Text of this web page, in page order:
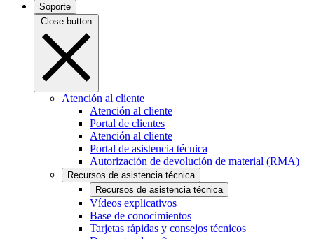
Soporte
Close button
Atención al cliente
Atención al cliente
Portal de clientes
Atención al cliente
Portal de asistencia técnica
Autorización de devolución de material (RMA)
Recursos de asistencia técnica
Recursos de asistencia técnica
Vídeos explicativos
Base de conocimientos
Tarjetas rápidas y consejos técnicos